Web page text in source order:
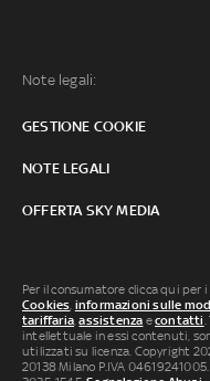
Note legali:
GESTIONE COOKIE
NOTE LEGALI
OFFERTA SKY MEDIA
Per il consumatore clicca qui per i
Cookies, informazioni sulle
tariffaria,assistenza econtatti
intellettuale in essi contenuti,
utilizzati su licenza. Copyright
20138 Milano P.IVA